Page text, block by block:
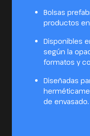
Bolsas
productos
Disponibles
según la
formatos y
Diseñadas
de envasado.